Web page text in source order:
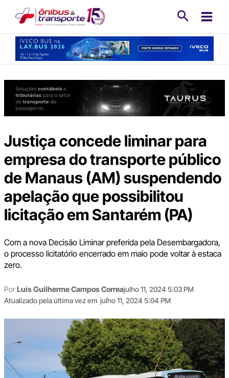
conteúdo
Justiça concede liminar para
empresa do transporte público
de Manaus (AM) suspendendo
apelação que possibilitou
licitação em Santarém (PA)
Com a nova Decisão Liminar preferida pela Desembargadora,
o processo licitatório encerrado em maio pode voltar à estaca
zero.
PorLuís Guilherme Campos Correajulho 11, 2024 5:03 PM
Atualizado pela última vez em julho 11, 2024 5:04 PM